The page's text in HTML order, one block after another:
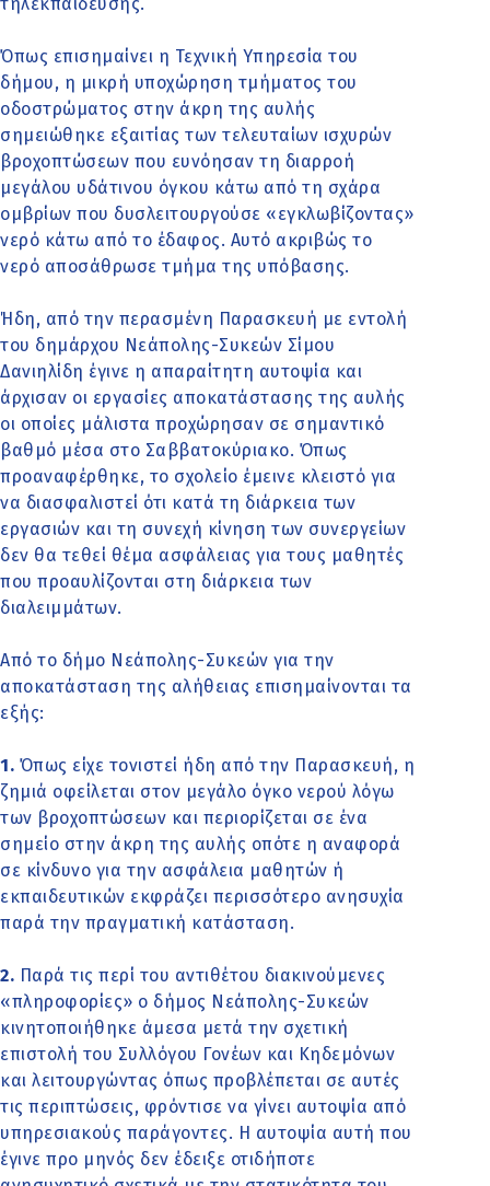
Όπως επισημαίνει η Τεχνική Υπηρεσία του
δήμου, η μικρή υποχώρηση τμήματος του
οδοστρώματος στην άκρη της αυλής
σημειώθηκε εξαιτίας των τελευταίων ισχυρών
βροχοπτώσεων που ευνόησαν τη διαρροή
μεγάλου υδάτινου όγκου κάτω από τη σχάρα
ομβρίων που δυσλειτουργούσε «εγκλωβίζοντας»
νερό κάτω από το έδαφος. Αυτό ακριβώς το
νερό αποσάθρωσε τμήμα της υπόβασης.
Ήδη, από την περασμένη Παρασκευή με εντολή
του δημάρχου Νεάπολης-Συκεών Σίμου
Δανιηλίδη έγινε η απαραίτητη αυτοψία και
άρχισαν οι εργασίες αποκατάστασης της αυλής
οι οποίες μάλιστα προχώρησαν σε σημαντικό
βαθμό μέσα στο Σαββατοκύριακο. Όπως
προαναφέρθηκε, το σχολείο έμεινε κλειστό για
να διασφαλιστεί ότι κατά τη διάρκεια των
εργασιών και τη συνεχή κίνηση των συνεργείων
δεν θα τεθεί θέμα ασφάλειας για τους μαθητές
που προαυλίζονται στη διάρκεια των
διαλειμμάτων.
Από το δήμο Νεάπολης-Συκεών για την
αποκατάσταση της αλήθειας επισημαίνονται τα
εξής:
1. Όπως είχε τονιστεί ήδη από την Παρασκευή, η
ζημιά οφείλεται στον μεγάλο όγκο νερού λόγω
των βροχοπτώσεων και περιορίζεται σε ένα
σημείο στην άκρη της αυλής οπότε η αναφορά
σε κίνδυνο για την ασφάλεια μαθητών ή
εκπαιδευτικών εκφράζει περισσότερο ανησυχία
παρά την πραγματική κατάσταση.
2. Παρά τις περί του αντιθέτου διακινούμενες
«πληροφορίες» ο δήμος Νεάπολης-Συκεών
κινητοποιήθηκε άμεσα μετά την σχετική
επιστολή του Συλλόγου Γονέων και Κηδεμόνων
και λειτουργώντας όπως προβλέπεται σε αυτές
τις περιπτώσεις, φρόντισε να γίνει αυτοψία από
υπηρεσιακούς παράγοντες. Η αυτοψία αυτή που
έγινε προ μηνός δεν έδειξε οτιδήποτε